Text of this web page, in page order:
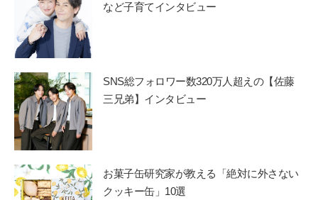
など子育てインタビュー
SNS総フォロワー数320万人超えの【佐藤
三兄弟】インタビュー
お菓子缶研究家が教える「絶対に外さない
クッキー缶」10選